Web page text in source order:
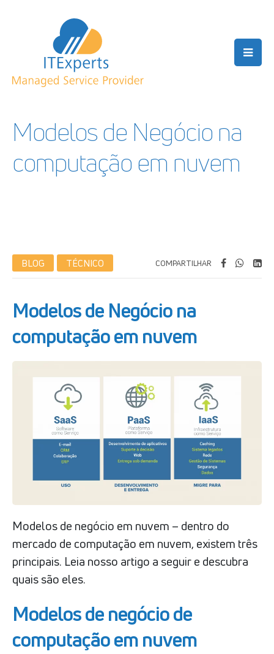
Modelos de Negócio na
computação em nuvem
BLOG TÉCNICO COMPARTILHAR
Modelos de Negócio na
computação em nuvem
Modelos de negócio em nuvem – dentro do
mercado de computação em nuvem, existem três
principais. Leia nosso artigo a seguir e descubra
quais são eles.
Modelos de negócio de
computação em nuvem